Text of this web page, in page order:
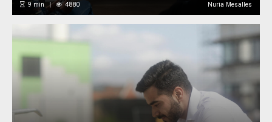
9 min 4880 Nuria Mesalles